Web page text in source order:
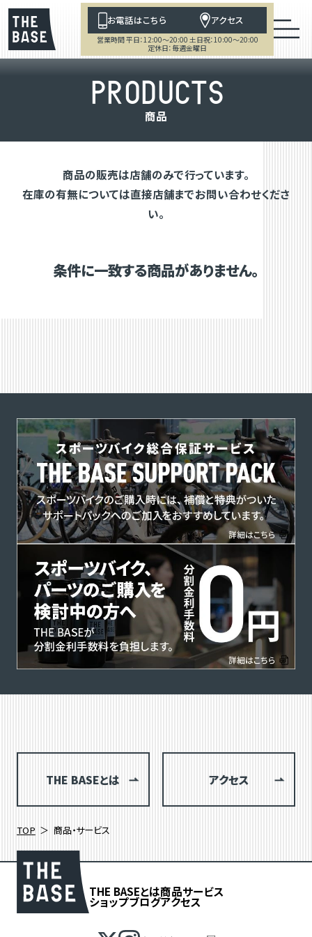
お電話はこちら アクセス
営業時間 平日：12:00～20:00 土日祝：10:00～20:00
定休日：毎週金曜日
PRODUCTS
商品
商品の販売は店舗のみで行っています。
在庫の有無については直接店舗までお問い合わせくださ
い。
条件に一致する商品がありません。
THE BASEとは アクセス
TOP 商品・サービス
THE BASEとは商品サービス
ショップブログアクセス